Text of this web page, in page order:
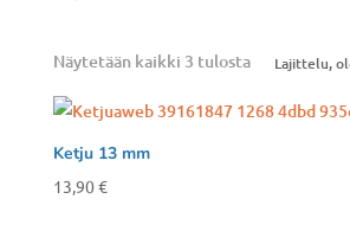
Näytetään kaikki 3 tulosta
Ketju 13 mm
13,90€